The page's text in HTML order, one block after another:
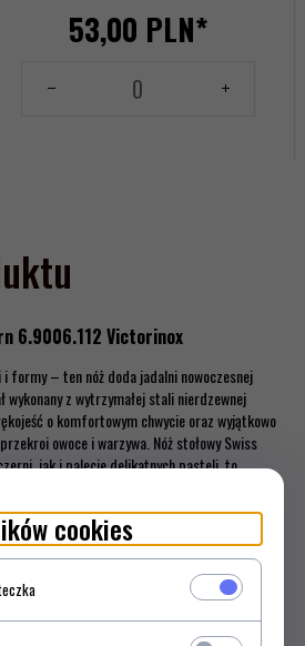
53,00 PLN*
6.9006.112 Victorinox
formy – ten nóż doda jadalni nowoczesnej
z wytrzymałej stali nierdzewnej
o komfortowym chwycie oraz wyjątkowo
owoce i warzywa. Nóż stołowy Swiss
jak i palecie delikatnych pasteli, to
szefa kuchni kochającego design.
z twardą skórką i miękkim wnętrzem,
nóż stołowy z gładką krawędzią ostrza,
ostrze ze stali nierdzewnej i nowoczesna
cookies